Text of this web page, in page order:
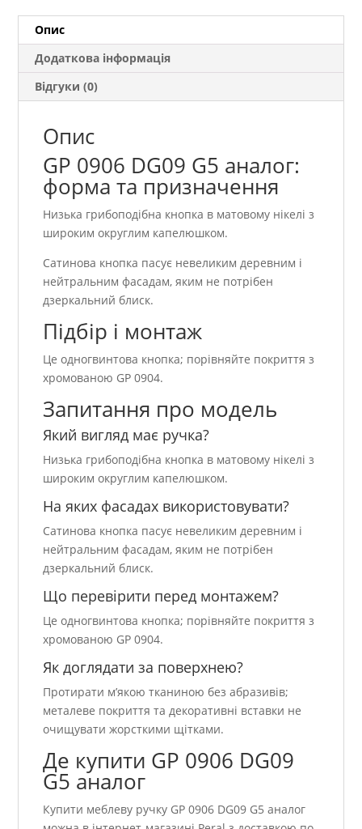
Опис
Додаткова інформація
Відгуки (0)
Опис
GP 0906 DG09 G5 аналог:
форма та призначення
Низька грибоподібна кнопка в матовому нікелі з
широким округлим капелюшком.
Сатинова кнопка пасує невеликим деревним і
нейтральним фасадам, яким не потрібен
дзеркальний блиск.
Підбір і монтаж
Це одногвинтова кнопка; порівняйте покриття з
хромованою GP 0904.
Запитання про модель
Який вигляд має ручка?
Низька грибоподібна кнопка в матовому нікелі з
широким округлим капелюшком.
На яких фасадах використовувати?
Сатинова кнопка пасує невеликим деревним і
нейтральним фасадам, яким не потрібен
дзеркальний блиск.
Що перевірити перед монтажем?
Це одногвинтова кнопка; порівняйте покриття з
хромованою GP 0904.
Як доглядати за поверхнею?
Протирати м’якою тканиною без абразивів;
металеве покриття та декоративні вставки не
очищувати жорсткими щітками.
Де купити GP 0906 DG09
G5 аналог
Купити меблеву ручку GP 0906 DG09 G5 аналог